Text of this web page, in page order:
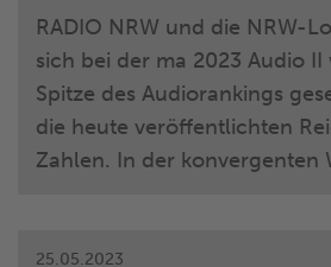
RADIO NRW und die NRW-
sich bei der ma 2023 Audio
Spitze des Audiorankings
die heute veröffentlichten
Zahlen. In der konvergenten
NRW-Lokalfunks in einem
25.05.2023